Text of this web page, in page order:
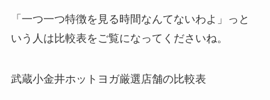
「一つ一つ特徴を見る時間なんてないわよ」っと
いう人は比較表をご覧になってくださいね。
武蔵小金井ホットヨガ厳選店舗の比較表